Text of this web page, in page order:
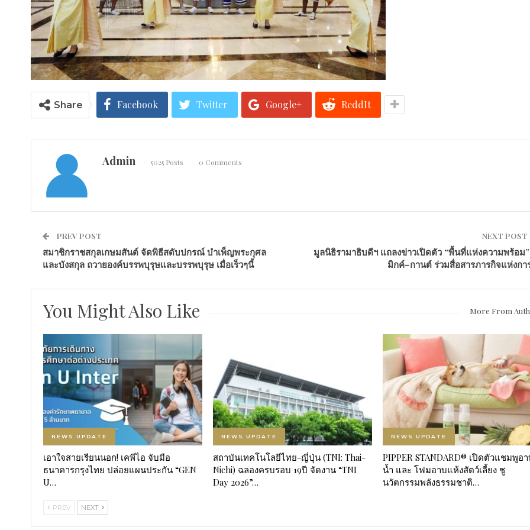
Share Facebook Twitter Google+ ReddIt
Admin 5025 Posts 0 Comments
PREV POST
สมาชิกราชสกุลเกษมสันต์ จัดพิธีสดับปกรณ์ บำเพ็ญพระกุศล
และบังสกุล ถวายองค์บรรพบุรุษและบรรพบุรุษ เมื่อเร็วๆนี้
NEXT POST
มูลนิธิรามาธิบดีฯ แถลงข่าวเปิดตัว “พื้นที่แห่งความพร้อม
มิกค์–กานต์ ร่วมสื่อสารภารกิจแห่งกา
You Might Also Like More From
NEWS UPDATE
เอาใจสายเรียนนอก! เคพีไอ จับมือ
ธนาคารกรุงไทย ปล่อยแผนประกัน “GEN
U…
NEWS UPDATE
สถาบันเทคโนโลยีไทย-ญี่ปุ่น (TNI: Thai-
Nichi) ฉลองครบรอบ 19ปี จัดงาน “TNI
Day 2026”…
NEWS UPDATE
PIPPER STANDARD® เปิดตัวแชมพูอ
น้ำ และ โฟมอาบแห้งสัตว์เลี้ยง ชู
นวัตกรรมพลังธรรมชาติ…
PREV NEXT